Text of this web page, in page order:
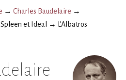
→ Charles Baudelaire →
Spleen et Ideal → L’Albatros